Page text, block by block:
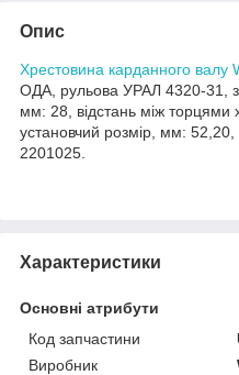
Опис
Хрестовина карданного валу
ОДА, рульова УРАЛ 4320-31,
мм: 28, відстань між торцями
установчий розмір, мм: 52,20,
2201025.
Характеристики
Основні атрибути
Код запчастини
Виробник